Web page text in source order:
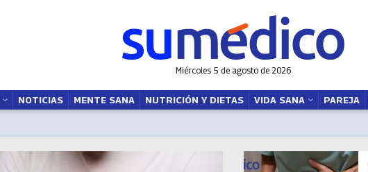
Miércoles 5 de agosto de 2026
NOTICIAS MENTE SANA NUTRICIÓN Y DIETAS VIDA SANA PAREJA